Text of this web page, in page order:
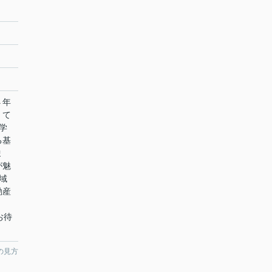
年
て
基
魅
産
待
見方